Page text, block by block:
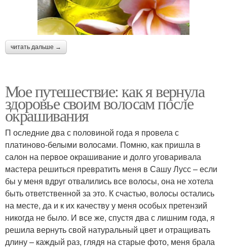
читать дальше →
Мое путешествие: как я вернула
здоровье своим волосам после
окрашивания
П оследние два с половиной года я провела с
платиново-белыми волосами. Помню, как пришла в
салон на первое окрашивание и долго уговаривала
мастера решиться превратить меня в Сашу Лусс – если
бы у меня вдруг отвалились все волосы, она не хотела
быть ответственной за это. К счастью, волосы остались
на месте, да и к их качеству у меня особых претензий
никогда не было. И все же, спустя два с лишним года, я
решила вернуть свой натуральный цвет и отращивать
длину – каждый раз, глядя на старые фото, меня брала